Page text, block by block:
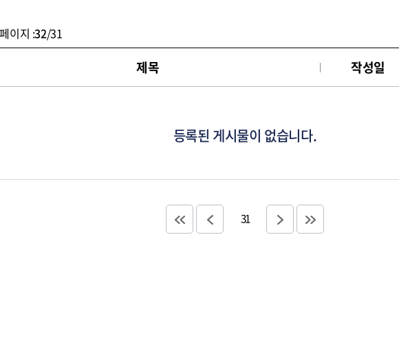
이지 :32/31
제목 작성일
등록된 게시물이 없습니다.
31